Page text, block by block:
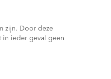
zijn. Door deze
in ieder geval geen